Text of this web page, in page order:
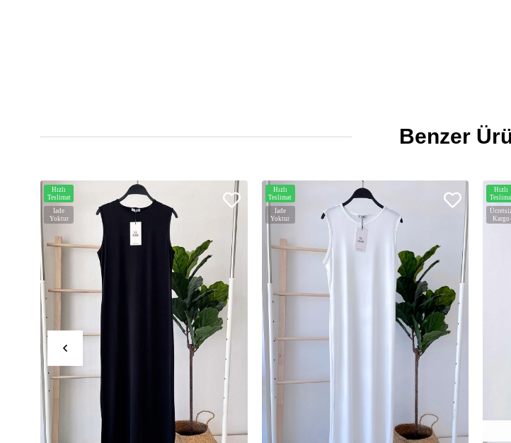
Benzer
İade
Yoktur
Hızlı
Teslimat
İade
Yoktur
Hızlı
Teslimat
Kargo
Hızlı